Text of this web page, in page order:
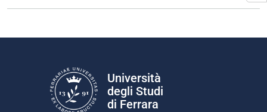
Università
degli Studi
di Ferrara